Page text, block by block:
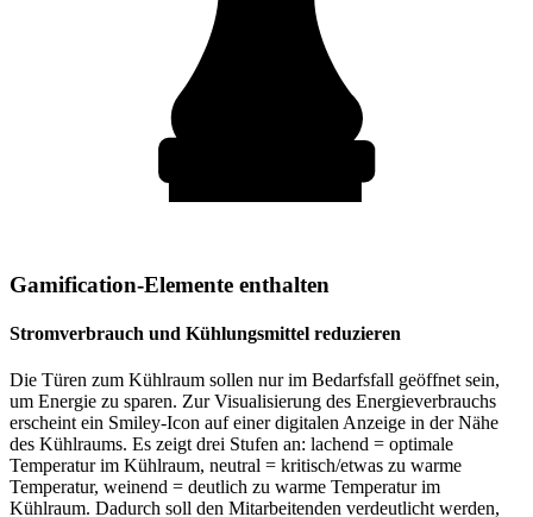
Gamification-Elemente enthalten
Stromverbrauch und Kühlungsmittel reduzieren
Die Türen zum Kühlraum sollen nur im Bedarfsfall geöffnet sein,
um Energie zu sparen. Zur Visualisierung des Energieverbrauchs
erscheint ein Smiley-Icon auf einer digitalen Anzeige in der Nähe
des Kühlraums. Es zeigt drei Stufen an: lachend = optimale
Temperatur im Kühlraum, neutral = kritisch/etwas zu warme
Temperatur, weinend = deutlich zu warme Temperatur im
Kühlraum. Dadurch soll den Mitarbeitenden verdeutlicht werden,